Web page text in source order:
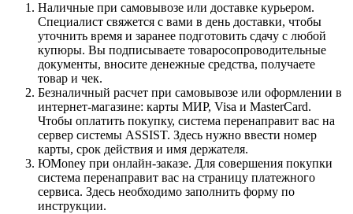
Наличные при самовывозе или доставке курьером.
Специалист свяжется с вами в день доставки, чтобы
уточнить время и заранее подготовить сдачу с любой
купюры. Вы подписываете товаросопроводительные
документы, вносите денежные средства, получаете
товар и чек.
Безналичный расчет при самовывозе или оформлении в
интернет-магазине: карты МИР, Visa и MasterCard.
Чтобы оплатить покупку, система перенаправит вас на
сервер системы ASSIST. Здесь нужно ввести номер
карты, срок действия и имя держателя.
ЮMoney при онлайн-заказе. Для совершения покупки
система перенаправит вас на страницу платежного
сервиса. Здесь необходимо заполнить форму по
инструкции.